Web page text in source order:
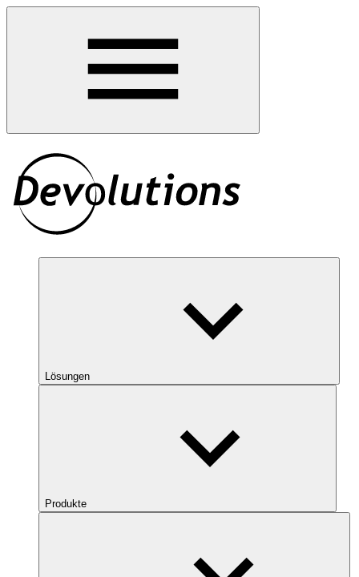
Lösungen
Produkte